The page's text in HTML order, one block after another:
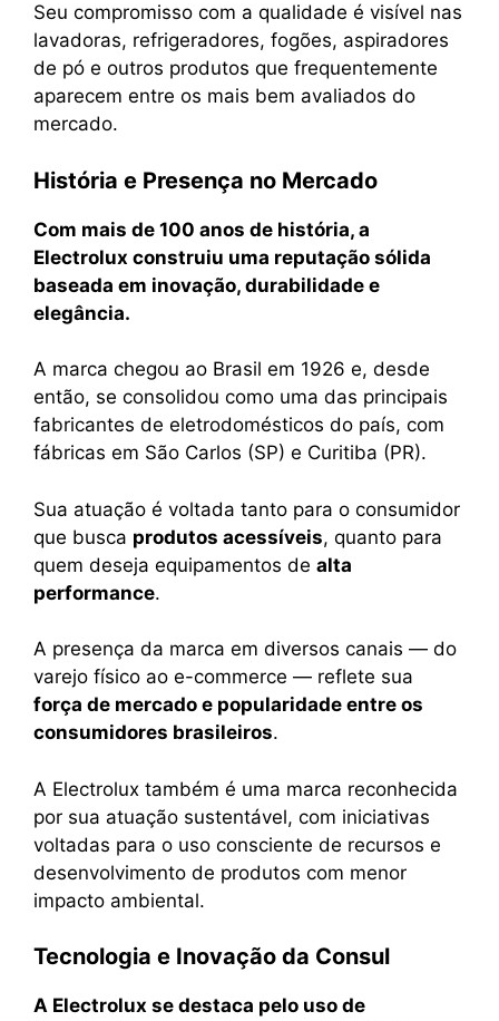
Seu compromisso com a qualidade é visível nas
lavadoras, refrigeradores, fogões, aspiradores
de pó e outros produtos que frequentemente
aparecem entre os mais bem avaliados do
mercado.
História e Presença no Mercado
Com mais de 100 anos de história, a
Electrolux construiu uma reputação sólida
baseada em inovação, durabilidade e
elegância.
A marca chegou ao Brasil em 1926 e, desde
então, se consolidou como uma das principais
fabricantes de eletrodomésticos do país, com
fábricas em São Carlos (SP) e Curitiba (PR).
Sua atuação é voltada tanto para o consumidor
que busca produtos acessíveis, quanto para
quem deseja equipamentos de alta
performance.
A presença da marca em diversos canais — do
varejo físico ao e-commerce — reflete sua
força de mercado e popularidade entre os
consumidores brasileiros.
A Electrolux também é uma marca reconhecida
por sua atuação sustentável, com iniciativas
voltadas para o uso consciente de recursos e
desenvolvimento de produtos com menor
impacto ambiental.
Tecnologia e Inovação da Consul
A Electrolux se destaca pelo uso de